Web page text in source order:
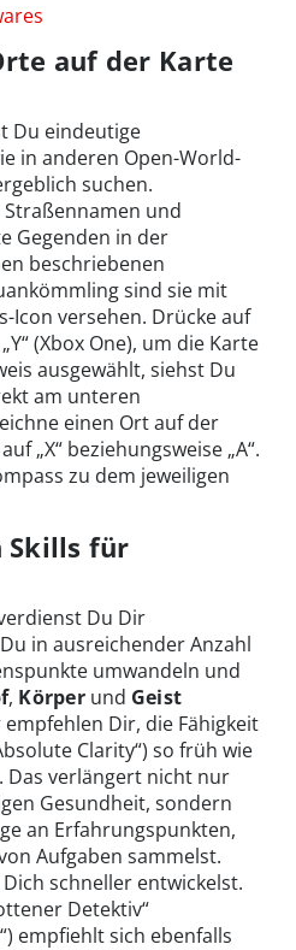
auf der Karte
Du eindeutige
in anderen Open-World-
suchen.
und
Gegenden in der
beschriebenen
sind sie mit
Icon versehen. Drücke auf
(Xbox One), um die Karte
ausgewählt, siehst Du
am unteren
einen Ort auf der
„X“ beziehungsweise „A“.
zu dem jeweiligen
Skills für
Du Dir
in ausreichender Anzahl
umwandeln und
, Körperund Geist
Dir, die Fähigkeit
Clarity“) so früh wie
Das verlängert nicht nur
Gesundheit, sondern
an Erfahrungspunkten,
Aufgaben sammelst.
schneller entwickelst.
Detektiv“
empfiehlt sich ebenfalls